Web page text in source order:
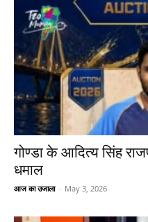
गोण्डा के आदित्य सिंह
धमाल
आज का उजाला - May 3, 2026